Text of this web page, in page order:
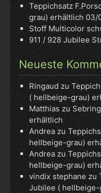
Teppichsatz
grau) erhältlich 03/
Stoff Multicolor
911 / 928 Jubilee
Neueste
Ringaud zu
( hellbeige-grau)
Matthias zu
erhältlich
Andrea zu
hellbeige-grau)
Andrea zu
hellbeige-grau)
vindix stephane zu
Jubilee (